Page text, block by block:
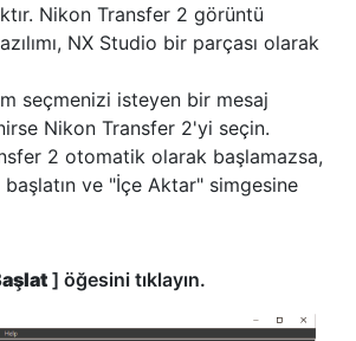
Nikon Transfer 2 görüntü
NX Studio bir parçası olarak
seçmenizi isteyen bir mesaj
Nikon Transfer 2'yi seçin.
2 otomatik olarak başlamazsa,
ve "İçe Aktar" simgesine
] öğesini tıklayın.